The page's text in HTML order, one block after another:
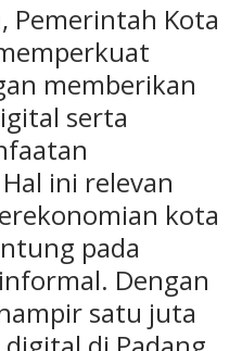
Pemerintah Kota
memberikan
serta
ini relevan
kota
pada
Dengan
satu juta